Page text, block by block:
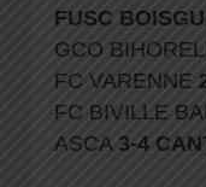
FUSC
GCO
FC VARENNE
FC BIVILLE
ASCA 3-4